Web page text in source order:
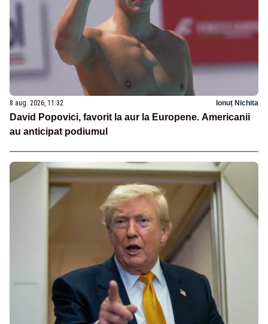
8 aug. 2026, 11:32 Ionuț Nichita
David Popovici, favorit la aur la Europene. Americanii
au anticipat podiumul